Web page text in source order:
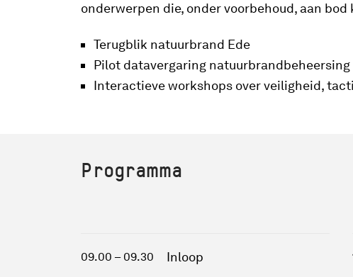
onderwerpen die, onder voorbehoud, aan bod
Terugblik natuurbrand Ede
Pilot datavergaring natuurbrandbeheersing
Interactieve workshops over veiligheid,
Programma
09.00 – 09.30 Inloop